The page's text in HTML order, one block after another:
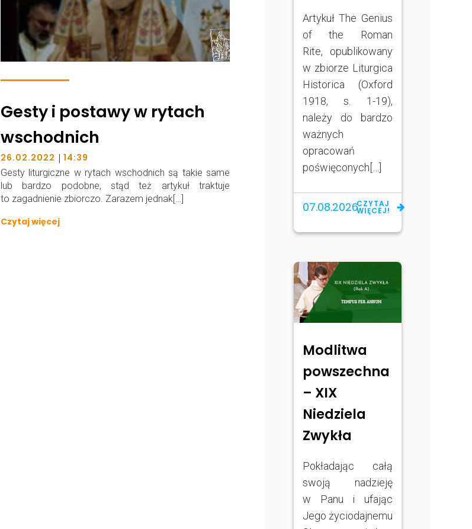
Gesty i postawy w rytach
wschodnich
26.02.2022 | 14:39
Gesty liturgiczne w rytach wschodnich są takie same
lub bardzo podobne, stąd też artykuł traktuje
to zagadnienie zbiorczo. Zarazem jednak[…]
Czytaj więcej
Artykuł The Genius
of the Roman
Rite, opublikowany
w zbiorze Liturgica
Historica (Oxford
1918, s. 1-19),
należy do bardzo
ważnych
opracowań
poświęconych[…]
07.08.2026CZYTAJ
WIĘCEJ!
Modlitwa
powszechna
– XIX
Niedziela
Zwykła
Pokładając całą
swoją nadzieję
w Panu i ufając
Jego życiodajnemu